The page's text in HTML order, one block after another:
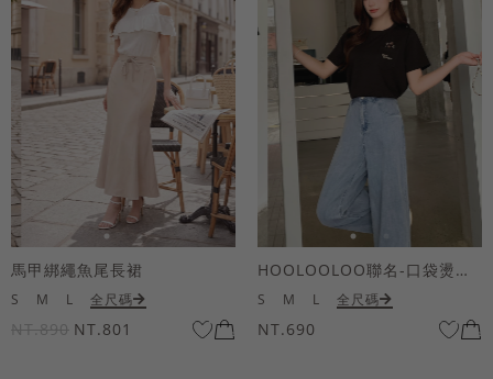
馬甲綁繩魚尾長裙
S M L 全尺碼
NT.890 NT.801
HOOLOOLOO聯名-口袋燙金KUKU熊短袖上衣
S M L 全尺碼
NT.690